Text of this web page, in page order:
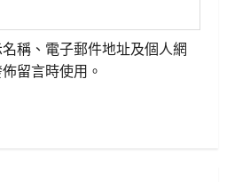
稱、電子郵件地址及個人網
留言時使用。